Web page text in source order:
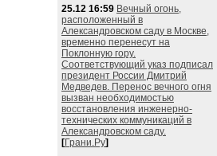
25.12 16:59 Вечный огонь,
расположенный в
Александровском саду в Москве,
временно перенесут на
Поклонную гору.
Соответствующий указ подписал
президент России Дмитрий
Медведев. Перенос вечного огня
вызван необходимостью
восстановления инженерно-
технических коммуникаций в
Александровском саду.
[Грани.Ру]